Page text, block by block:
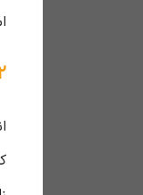
۲. نقاط طلایی بدن: